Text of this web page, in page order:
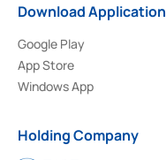
Download Application
Google Play
App Store
Windows App
Holding Company